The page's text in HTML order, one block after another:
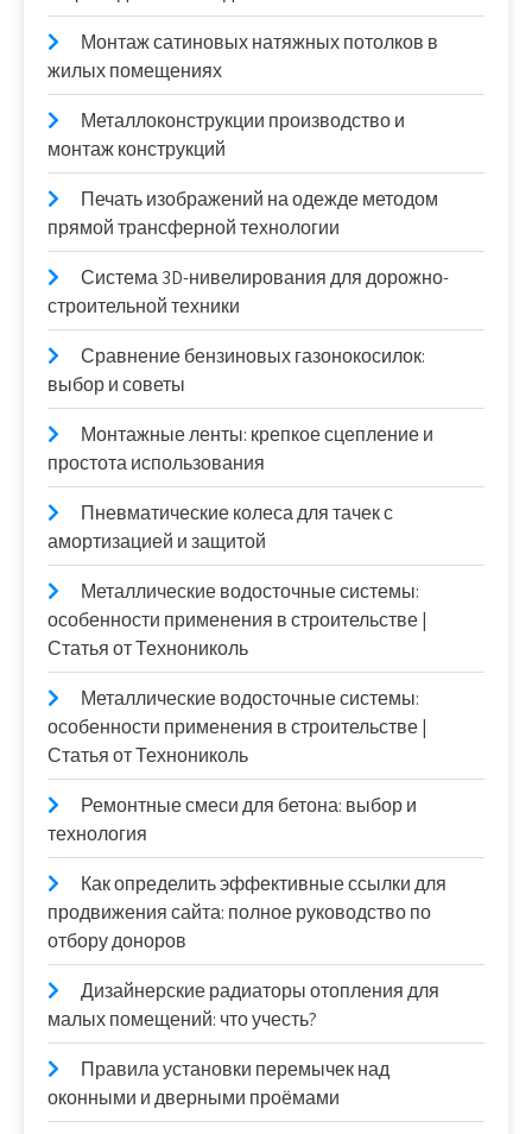
Монтаж сатиновых натяжных потолков в
жилых помещениях
Металлоконструкции производство и
монтаж конструкций
Печать изображений на одежде методом
прямой трансферной технологии
Система 3D-нивелирования для дорожно-
строительной техники
Сравнение бензиновых газонокосилок:
выбор и советы
Монтажные ленты: крепкое сцепление и
простота использования
Пневматические колеса для тачек с
амортизацией и защитой
Металлические водосточные системы:
особенности применения в строительстве |
Статья от Технониколь
Металлические водосточные системы:
особенности применения в строительстве |
Статья от Технониколь
Ремонтные смеси для бетона: выбор и
технология
Как определить эффективные ссылки для
продвижения сайта: полное руководство по
отбору доноров
Дизайнерские радиаторы отопления для
малых помещений: что учесть?
Правила установки перемычек над
оконными и дверными проёмами